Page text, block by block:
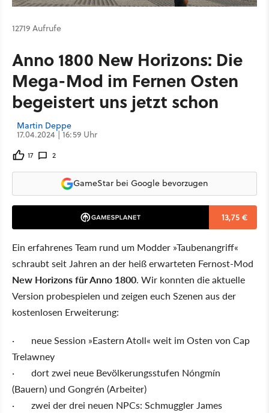
12719 Aufrufe
Anno 1800 New Horizons: Die
Mega-Mod im Fernen Osten
begeistert uns jetzt schon
Martin Deppe
17.04.2024 | 16:59 Uhr
17 2
GameStar bei Google bevorzugen
13,75 €
Ein erfahrenes Team rund um Modder »Taubenangriff«
schraubt seit Jahren an der heiß erwarteten Fernost-Mod
New Horizons für Anno 1800. Wir konnten die aktuelle
Version probespielen und zeigen euch Szenen aus der
kostenlosen Erweiterung:
· neue Session »Eastern Atoll« weit im Osten von Cap
Trelawney
· dort zwei neue Bevölkerungsstufen Nóngmín
(Bauern) und Gongrén (Arbeiter)
· zwei der drei neuen NPCs: Schmuggler James